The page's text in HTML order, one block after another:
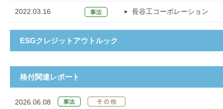
2022.03.16 長谷工コーポレーション
ESGクレジットアウトルック
格付関連レポート
2026.06.08